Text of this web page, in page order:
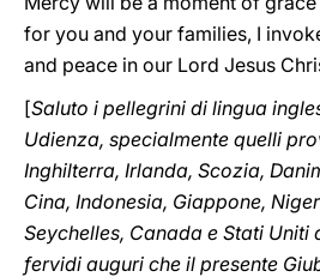
for you and your families, I
and peace in our Lord Jesus
[Saluto i pellegrini di lingua
Udienza, specialmente quelli
Inghilterra, Irlanda, Scozia,
Cina, Indonesia, Giappone,
Seychelles, Canada e Stati Uniti
fervidi auguri che il presente